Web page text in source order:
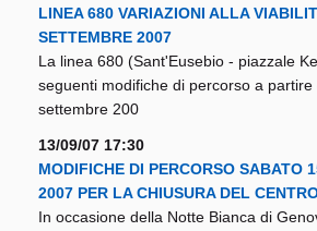
LINEA 680 VARIAZIONI ALLA
SETTEMBRE 2007
La linea 680 (Sant'Eusebio - piazzale
seguenti modifiche di percorso a
settembre 200
13/09/07 17:30
MODIFICHE DI PERCORSO SABATO
2007 PER LA CHIUSURA DEL
In occasione della Notte Bianca di